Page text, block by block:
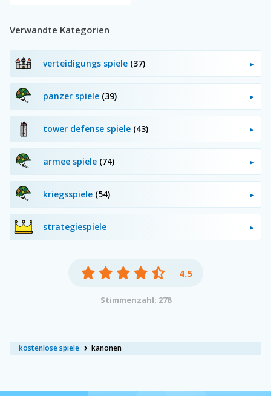
kostenlose spiele kanonen
Verwandte Kategorien
verteidigungs spiele (37)
panzer spiele (39)
tower defense spiele (43)
armee spiele (74)
kriegsspiele (54)
strategiespiele
4.5
Stimmenzahl: 278